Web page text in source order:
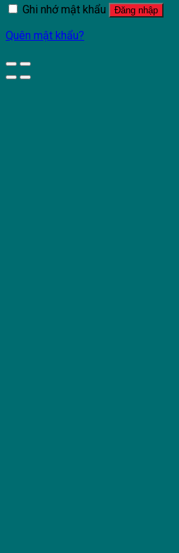
Ghi nhớ mật khẩu
Đăng nhập
Quên mật khẩu?